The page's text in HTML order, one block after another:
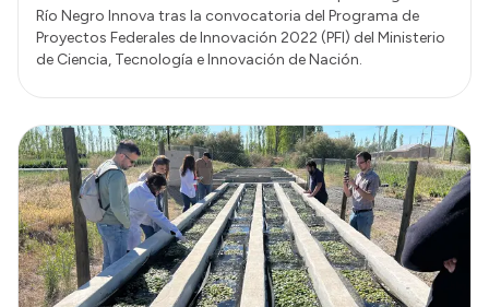
Río Negro Innova tras la convocatoria del Programa de
Proyectos Federales de Innovación 2022 (PFI) del Ministerio
de Ciencia, Tecnología e Innovación de Nación.